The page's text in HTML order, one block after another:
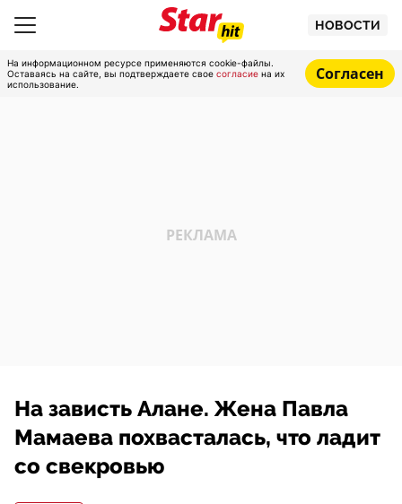
НОВОСТИ
На информационном ресурсе применяются cookie-файлы.
Оставаясь на сайте, вы подтверждаете свое согласие на их
использование.
Согласен
На зависть Алане. Жена Павла
Мамаева похвасталась, что ладит
со свекровью